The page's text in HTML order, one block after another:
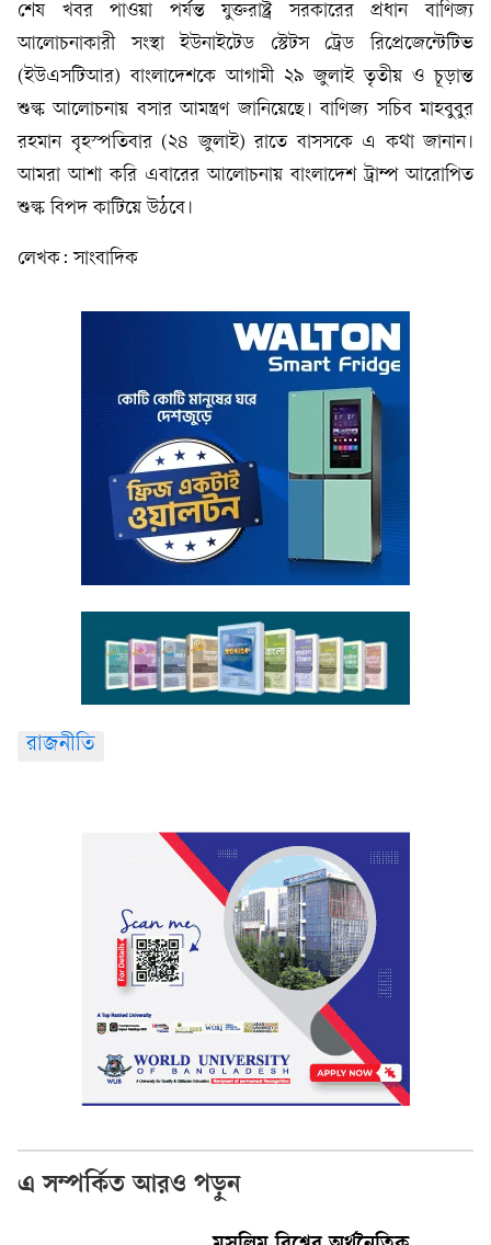
শেষ খবর পাওয়া পর্যন্ত যুক্তরাষ্ট্র সরকারের প্রধান বাণিজ্য
আলোচনাকারী সংস্থা ইউনাইটেড স্টেটস ট্রেড রিপ্রেজেন্টেটিভ
(ইউএসটিআর) বাংলাদেশকে আগামী ২৯ জুলাই তৃতীয় ও চূড়ান্ত
শুল্ক আলোচনায় বসার আমন্ত্রণ জানিয়েছে। বাণিজ্য সচিব মাহবুবুর
রহমান বৃহস্পতিবার (২৪ জুলাই) রাতে বাসসকে এ কথা জানান।
আমরা আশা করি এবারের আলোচনায় বাংলাদেশ ট্রাম্প আরোপিত
শুল্ক বিপদ কাটিয়ে উঠবে।
লেখক: সাংবাদিক
রাজনীতি
এ সম্পর্কিত আরও পড়ুন